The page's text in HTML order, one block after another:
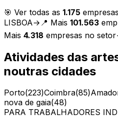
🎯 Ver todas as 1.175
LISBOA→ 📍 Mais 101.563
Mais 4.318 empresas no setor
Atividades das
noutras cidades
Porto(223)Coimbra(85)
nova de gaia(48)
PARA TRABALHADORES